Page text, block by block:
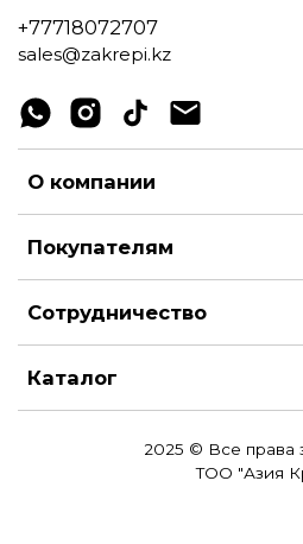
+77718072707
sales@zakrepi.kz
О компании
Покупателям
Сотрудничество
Каталог
2025 © Все права
ТОО "Азия